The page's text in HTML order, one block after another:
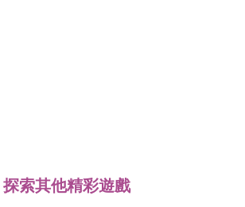
探索其他精彩遊戲